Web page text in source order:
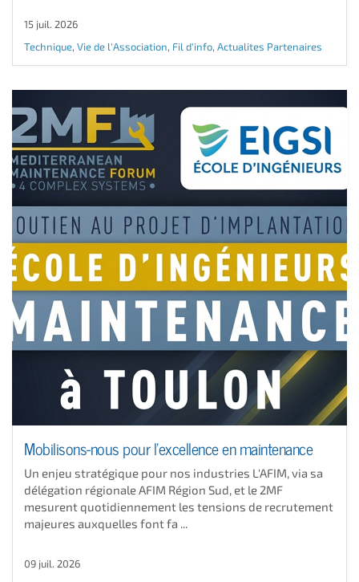
15 juil. 2026
Technique, Vie de l'Association, Fil d'info, Actualites Partenaires
Mobilisons-nous pour l'excellence en maintenance
Un enjeu stratégique pour nos industries L'AFIM, via sa
délégation régionale AFIM Région Sud, et le 2MF
mesurent quotidiennement les tensions de recrutement
majeures auxquelles font fa ...
09 juil. 2026